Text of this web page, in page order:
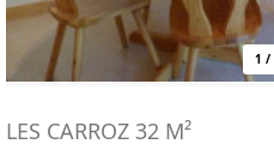
1 /
LES CARROZ 32 M²